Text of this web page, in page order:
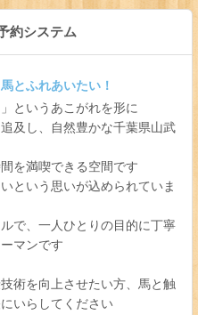
約システム
とふれあいたい！
というあこがれを形に
及し、自然豊かな千葉県山武
を満喫できる空間です
という思いが込められていま
で、一人ひとりの目的に丁寧
マンです
術を向上させたい方、馬と触
いらしてください